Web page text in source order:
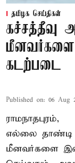
தமிழக செய்திகள்
கச்சத்தீவு
கடற்படை
Published on: 06 Aug
ராமநாதபுரம்,
எல்லை தாண்டி
மீனவர்களை